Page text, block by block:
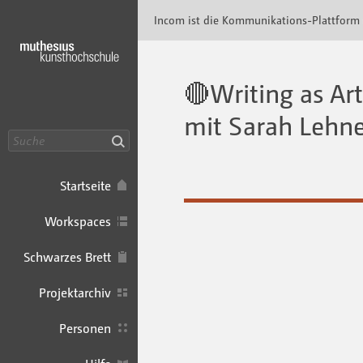
Startseite
Workspaces
Schwarzes Brett
Projektarchiv
Personen
Incom ist die Kommunikations-Plattform
🔴Writing as
mit Sarah